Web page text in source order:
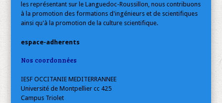
les représentant sur le Languedoc-Roussillon, nous contribuons
à la promotion des formations d'ingénieurs et de scientifiques
ainsi qu'à la promotion de la culture scientifique.
espace-adherents
Nos coordonnées
IESF OCCITANIE MEDITERRANNEE
Université de Montpellier cc 425
Campus Triolet